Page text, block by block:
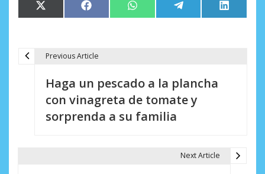
Compartir
en
X
(Twitter)
Compartir
en
Facebook Compartir
en
WhatsApp Compartir
en
Telegram
en
LinkedIn
Previous Article
Haga un pescado a la plancha
con vinagreta de tomate y
sorprenda a su familia
Next Article